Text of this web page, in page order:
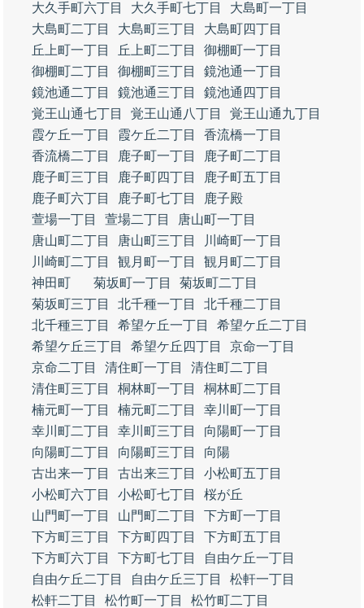
大久手町六丁目
大久手町七丁目
大島町一丁目
大島町二丁目
大島町三丁目
大島町四丁目
丘上町一丁目
丘上町二丁目
御棚町一丁目
御棚町二丁目
御棚町三丁目
鏡池通一丁目
鏡池通二丁目
鏡池通三丁目
鏡池通四丁目
覚王山通七丁目
覚王山通八丁目
覚王山通九丁目
霞ケ丘一丁目
霞ケ丘二丁目
香流橋一丁目
香流橋二丁目
鹿子町一丁目
鹿子町二丁目
鹿子町三丁目
鹿子町四丁目
鹿子町五丁目
鹿子町六丁目
鹿子町七丁目
鹿子殿
萱場一丁目
萱場二丁目
唐山町一丁目
唐山町二丁目
唐山町三丁目
川崎町一丁目
川崎町二丁目
観月町一丁目
観月町二丁目
神田町
菊坂町一丁目
菊坂町二丁目
菊坂町三丁目
北千種一丁目
北千種二丁目
北千種三丁目
希望ケ丘一丁目
希望ケ丘二丁目
希望ケ丘三丁目
希望ケ丘四丁目
京命一丁目
京命二丁目
清住町一丁目
清住町二丁目
清住町三丁目
桐林町一丁目
桐林町二丁目
楠元町一丁目
楠元町二丁目
幸川町一丁目
幸川町二丁目
幸川町三丁目
向陽町一丁目
向陽町二丁目
向陽町三丁目
向陽
古出来一丁目
古出来三丁目
小松町五丁目
小松町六丁目
小松町七丁目
桜が丘
山門町一丁目
山門町二丁目
下方町一丁目
下方町三丁目
下方町四丁目
下方町五丁目
下方町六丁目
下方町七丁目
自由ケ丘一丁目
自由ケ丘二丁目
自由ケ丘三丁目
松軒一丁目
松軒二丁目
松竹町一丁目
松竹町二丁目